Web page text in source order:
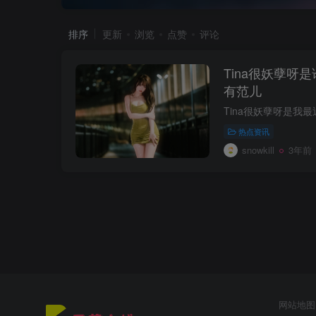
排序 更新 浏览 点赞 评论
Tina很妖孽呀
有范儿
热点资讯
snowkill 3年前
网站地图